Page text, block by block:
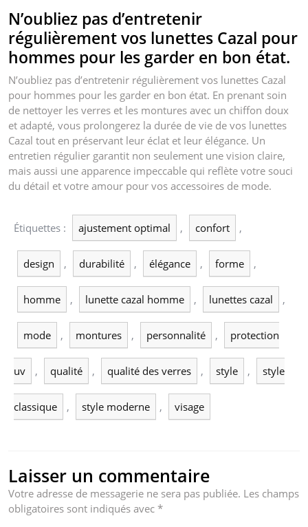
N’oubliez pas d’entretenir
régulièrement vos lunettes Cazal pour
hommes pour les garder en bon état.
N’oubliez pas d’entretenir régulièrement vos lunettes Cazal
pour hommes pour les garder en bon état. En prenant soin
de nettoyer les verres et les montures avec un chiffon doux
et adapté, vous prolongerez la durée de vie de vos lunettes
Cazal tout en préservant leur éclat et leur élégance. Un
entretien régulier garantit non seulement une vision claire,
mais aussi une apparence impeccable qui reflète votre souci
du détail et votre amour pour vos accessoires de mode.
Étiquettes : ajustement optimal , confort ,
design , durabilité , élégance , forme ,
homme , lunette cazal homme , lunettes cazal ,
mode , montures , personnalité , protection
uv , qualité , qualité des verres , style , style
classique , style moderne , visage
Laisser un commentaire
Votre adresse de messagerie ne sera pas publiée. Les champs
obligatoires sont indiqués avec *